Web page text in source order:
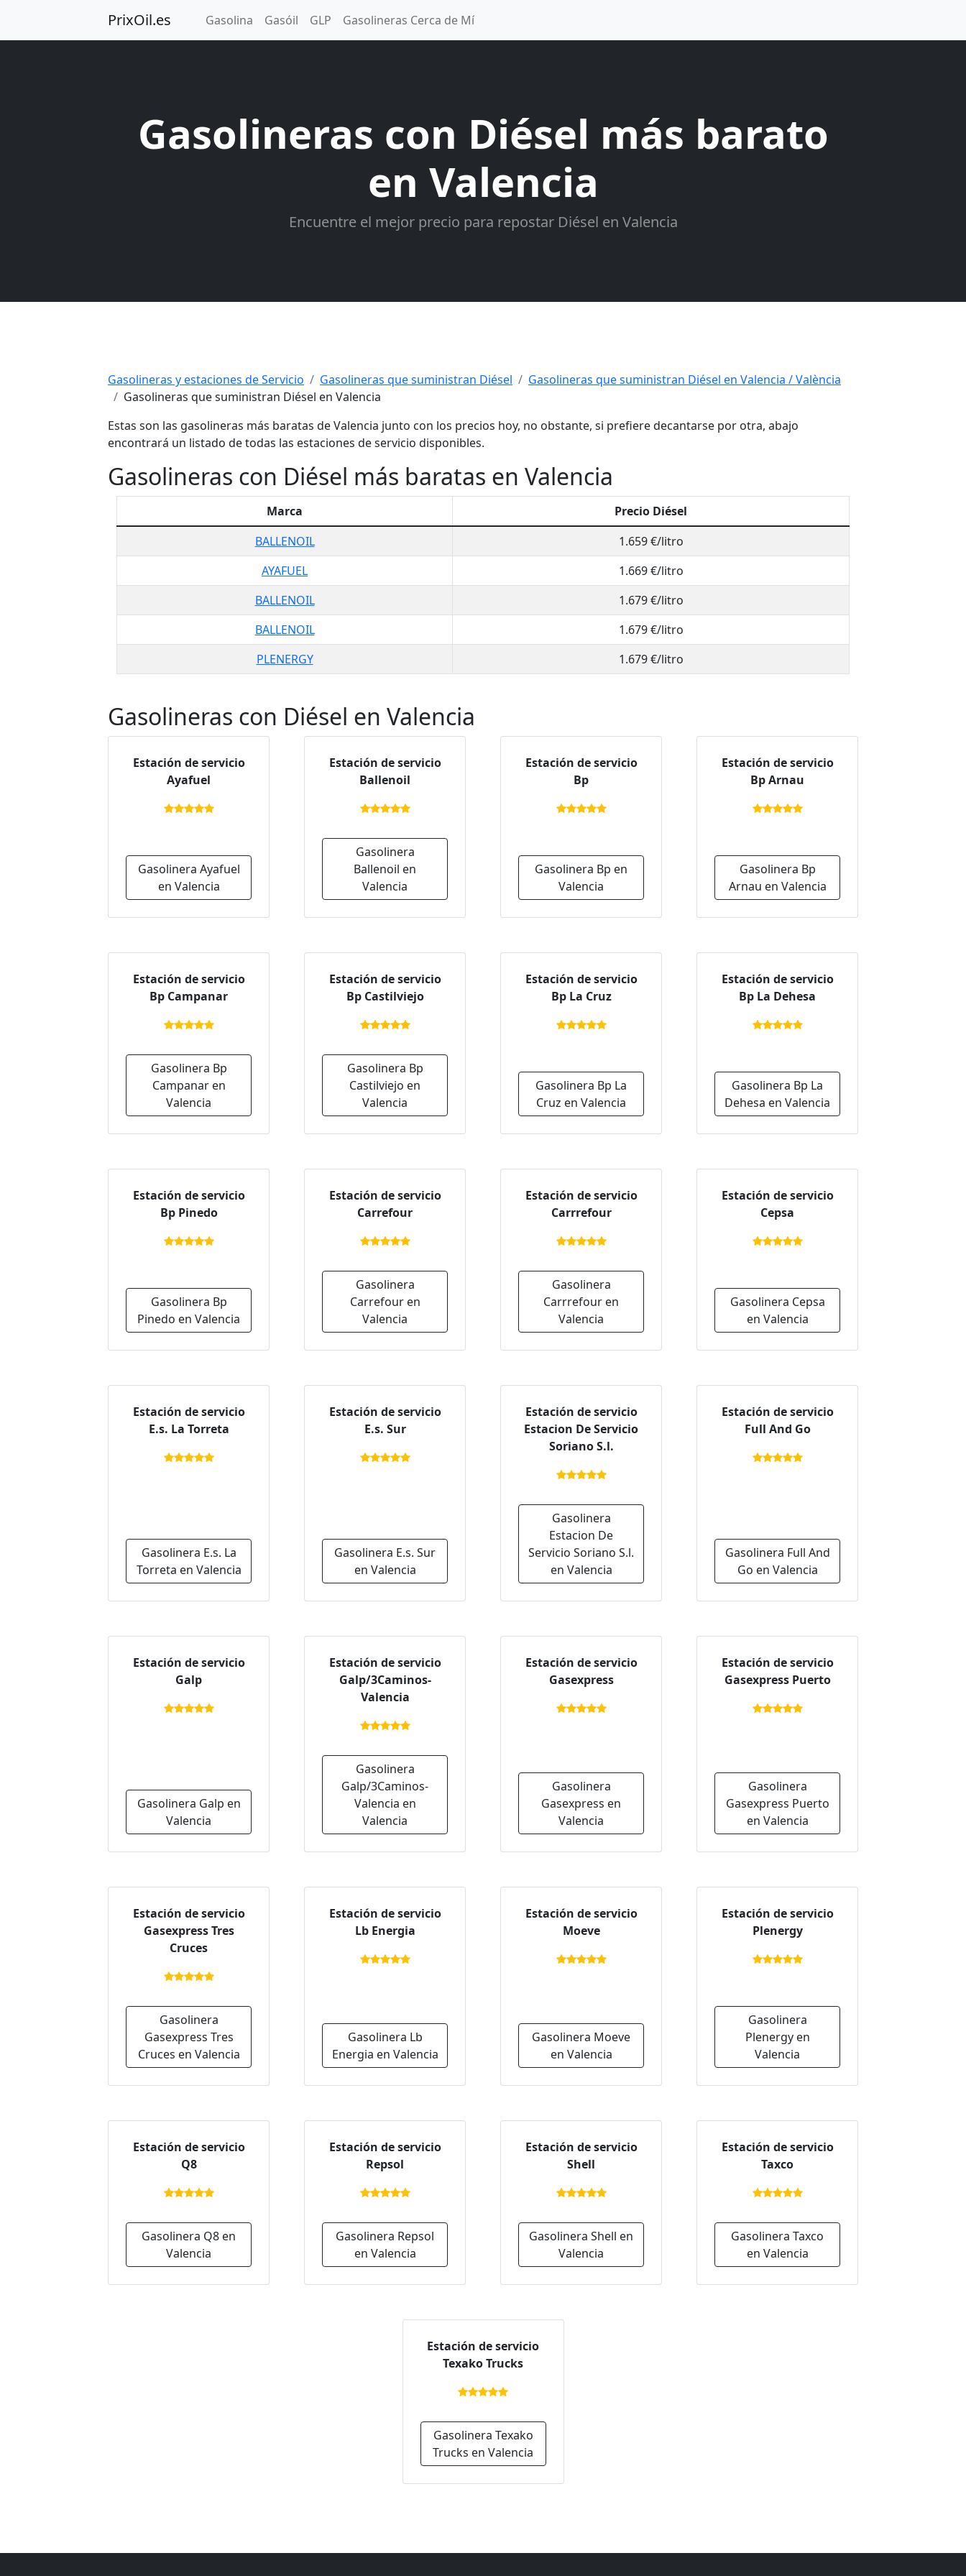
PrixOil.es Gasolina Gasóil GLP Gasolineras Cerca de Mí
Gasolineras con Diésel más barato
en Valencia
Encuentre el mejor precio para repostar Diésel en Valencia
Gasolineras y estaciones de Servicio Gasolineras que suministran Diésel
Gasolineras que suministran Diésel en Valencia / València
Gasolineras que suministran Diésel en Valencia
Estas son las gasolineras más baratas de Valencia junto con los precios hoy, no obstante, si prefiere decantarse por otra, abajo
encontrará un listado de todas las estaciones de servicio disponibles.
Gasolineras con Diésel más baratas en Valencia
Marca
Precio Diésel
BALLENOIL
1.659 €/litro
AYAFUEL
1.669 €/litro
BALLENOIL
1.679 €/litro
BALLENOIL
1.679 €/litro
PLENERGY
1.679 €/litro
Gasolineras con Diésel en Valencia
Estación de servicio
Ayafuel
Gasolinera Ayafuel
en Valencia
Estación de servicio
Ballenoil
Gasolinera
Ballenoil en
Valencia
Estación de servicio
Bp
Gasolinera Bp en
Valencia
Estación de servicio
Bp Arnau
Gasolinera Bp
Arnau en Valencia
Estación de servicio
Bp Campanar
Gasolinera Bp
Campanar en
Valencia
Estación de servicio
Bp Castilviejo
Gasolinera Bp
Castilviejo en
Valencia
Estación de servicio
Bp La Cruz
Gasolinera Bp La
Cruz en Valencia
Estación de servicio
Bp La Dehesa
Gasolinera Bp La
Dehesa en Valencia
Estación de servicio
Bp Pinedo
Gasolinera Bp
Pinedo en Valencia
Estación de servicio
Carrefour
Gasolinera
Carrefour en
Valencia
Estación de servicio
Carrrefour
Gasolinera
Carrrefour en
Valencia
Estación de servicio
Cepsa
Gasolinera Cepsa
en Valencia
Estación de servicio
E.s. La Torreta
Gasolinera E.s. La
Torreta en Valencia
Estación de servicio
E.s. Sur
Gasolinera E.s. Sur
en Valencia
Estación de servicio
Estacion De Servicio
Soriano S.l.
Gasolinera
Estacion De
Servicio Soriano S.l.
en Valencia
Estación de servicio
Full And Go
Gasolinera Full And
Go en Valencia
Estación de servicio
Galp
Gasolinera Galp en
Valencia
Estación de servicio
Galp/3Caminos-
Valencia
Gasolinera
Galp/3Caminos-
Valencia en
Valencia
Estación de servicio
Gasexpress
Gasolinera
Gasexpress en
Valencia
Estación de servicio
Gasexpress Puerto
Gasolinera
Gasexpress Puerto
en Valencia
Estación de servicio
Gasexpress Tres
Cruces
Gasolinera
Gasexpress Tres
Cruces en Valencia
Estación de servicio
Lb Energia
Gasolinera Lb
Energia en Valencia
Estación de servicio
Moeve
Gasolinera Moeve
en Valencia
Estación de servicio
Plenergy
Gasolinera
Plenergy en
Valencia
Estación de servicio
Q8
Gasolinera Q8 en
Valencia
Estación de servicio
Repsol
Gasolinera Repsol
en Valencia
Estación de servicio
Shell
Gasolinera Shell en
Valencia
Estación de servicio
Taxco
Gasolinera Taxco
en Valencia
Estación de servicio
Texako Trucks
Gasolinera Texako
Trucks en Valencia